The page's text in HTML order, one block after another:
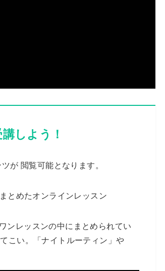
しよう！
が 閲覧可能となります。
とめたオンラインレッスン
ンレッスンの中にまとめられてい
こい。「ナイトルーティン」や